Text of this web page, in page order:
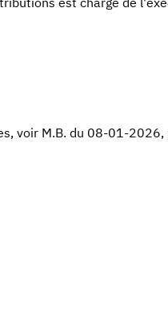
voir M.B. du 08-01-2026,